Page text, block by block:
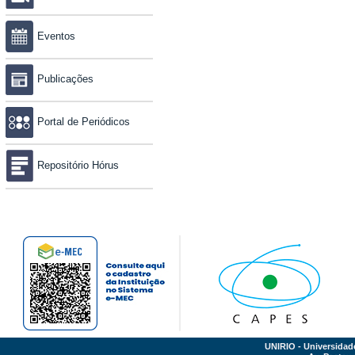
Eventos
Publicações
Portal de Periódicos
Repositório Hórus
UNIRIO -